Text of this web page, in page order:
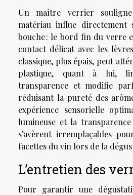
Un maître verrier
matériau influe directement
bouche : le bord fin du verre
contact délicat avec les
classique, plus épais, peut
plastique, quant à lui,
transparence et modifie
réduisant la pureté des
expérience sensorielle
lumineuse et la
s’avèrent irremplaçables
facettes du vin lors de la
L’entretien des
Pour garantir une